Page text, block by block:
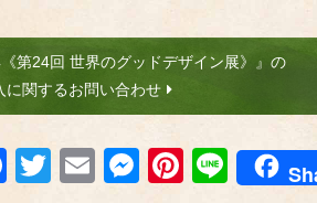
《第24回 世界のグッドデザイン展》』の
に関するお問い合わせ
F T E M Pi Li